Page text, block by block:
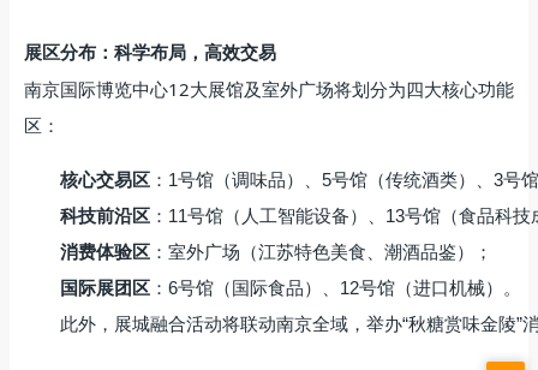
展区分布：科学布局，高效交易
南京国际博览中心12大展馆及室外广场将划分为四大核心功能
区：
核心交易区 ：1号馆（调味品）、5号馆（传统酒类）、3号
科技前沿区 ：11号馆（人工智能设备）、13号馆（食品科技
消费体验区 ：室外广场（江苏特色美食、潮酒品鉴）；
国际展团区 ：6号馆（国际食品）、12号馆（进口机械）。
此外，展城融合活动将联动南京全域，举办“秋糖赏味金陵